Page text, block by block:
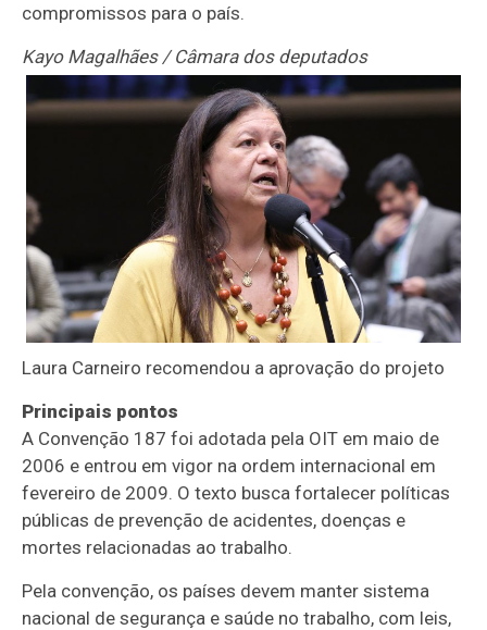
compromissos para o país.
Kayo Magalhães / Câmara dos deputados
Laura Carneiro recomendou a aprovação do projeto
Principais pontos
A Convenção 187 foi adotada pela OIT em maio de
2006 e entrou em vigor na ordem internacional em
fevereiro de 2009. O texto busca fortalecer políticas
públicas de prevenção de acidentes, doenças e
mortes relacionadas ao trabalho.
Pela convenção, os países devem manter sistema
nacional de segurança e saúde no trabalho, com leis,